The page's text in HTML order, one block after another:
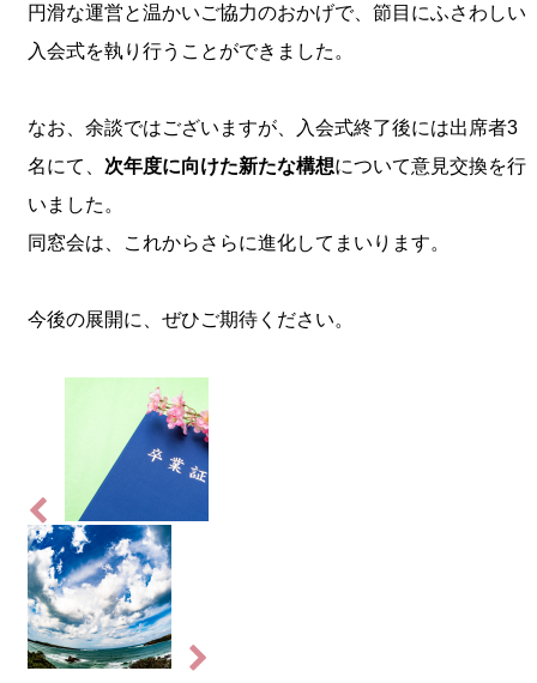
円滑な運営と温かいご協力のおかげで、節目にふさわしい
入会式を執り行うことができました。
なお、余談ではございますが、入会式終了後には出席者3
名にて、 次年度に向けた新たな構想について意見交換を行
いました。
同窓会は、これからさらに進化してまいります。
今後の展開に、ぜひご期待ください。